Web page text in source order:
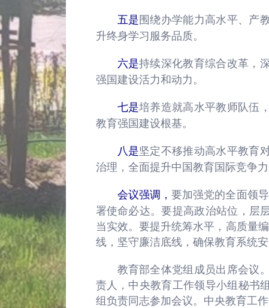
五是围绕办学能力高水平、产
升终身学习服务品质。
六是持续深化教育综合改革，
强国建设活力和动力。
七是培养造就高水平教师队伍
教育强国建设根基。
八是坚定不移推动高水平教育
治理，全面提升中国教育国际竞争力
会议强调， 要加强党的全面领
署使命必达。要提高政治站位，层
当实效。要提升统筹水平，高质量
线，坚守廉洁底线，确保教育系统
教育部全体党组成员出席会议
责人，中央教育工作领导小组秘书
组负责同志参加会议。中央教育工